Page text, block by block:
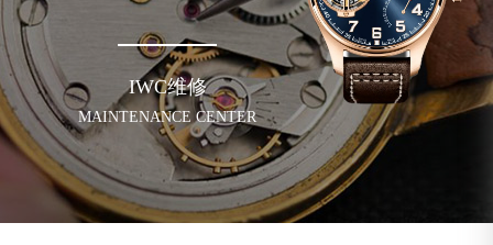
IWC维修
MAINTENANCE CENTER